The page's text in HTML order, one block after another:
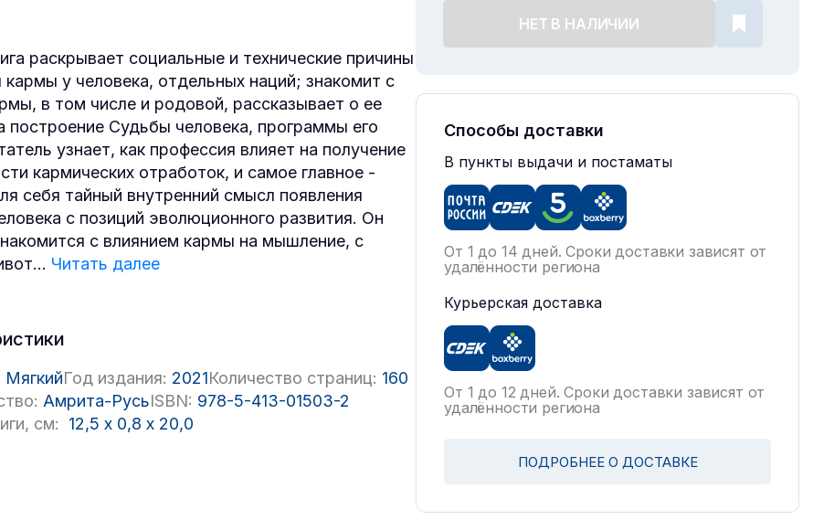
раскрывает социальные и технические причины
кармы у человека, отдельных наций; знакомит с
в том числе и родовой, рассказывает о ее
построение Судьбы человека, программы его
узнает, как профессия влияет на получение
кармических отработок, и самое главное -
себя тайный внутренний смысл появления
с позиций эволюционного развития. Он
с влиянием кармы на мышление, с
... Читать далее
МягкийГод издания: 2021Количество страниц: 160
Амрита-РусьISBN: 978-5-413-01503-2
см:
12,5 x 0,8 x 20,0
НЕТ В НАЛИЧИИ
Способы доставки
В пункты выдачи и постаматы
От 1 до 14 дней. Сроки доставки зависят от
удалённости региона
Курьерская доставка
От 1 до 12 дней. Сроки доставки зависят от
удалённости региона
ПОДРОБНЕЕ О ДОСТАВКЕ